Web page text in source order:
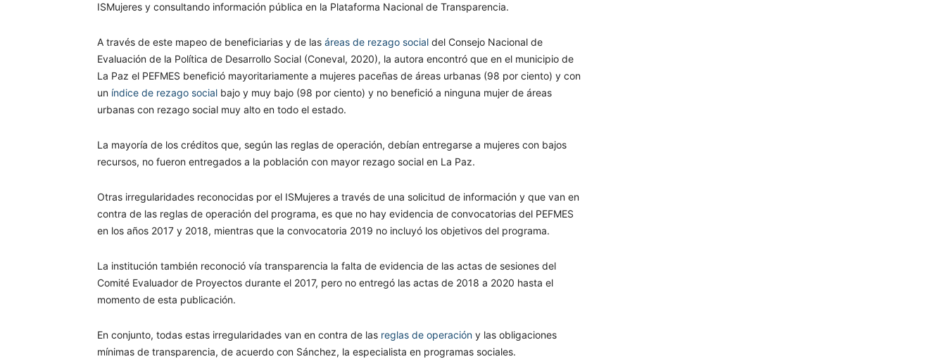
ISMujeres y consultando información pública en la Plataforma Nacional de Transparencia.
A través de este mapeo de beneficiarias y de las áreas de rezago social del Consejo Nacional de
Evaluación de la Política de Desarrollo Social (Coneval, 2020), la autora encontró que en el municipio de
La Paz el PEFMES benefició mayoritariamente a mujeres paceñas de áreas urbanas (98 por ciento) y con
un índice de rezago social bajo y muy bajo (98 por ciento) y no benefició a ninguna mujer de áreas
urbanas con rezago social muy alto en todo el estado.
La mayoría de los créditos que, según las reglas de operación, debían entregarse a mujeres con bajos
recursos, no fueron entregados a la población con mayor rezago social en La Paz.
Otras irregularidades reconocidas por el ISMujeres a través de una solicitud de información y que van en
contra de las reglas de operación del programa, es que no hay evidencia de convocatorias del PEFMES
en los años 2017 y 2018, mientras que la convocatoria 2019 no incluyó los objetivos del programa.
La institución también reconoció vía transparencia la falta de evidencia de las actas de sesiones del
Comité Evaluador de Proyectos durante el 2017, pero no entregó las actas de 2018 a 2020 hasta el
momento de esta publicación.
En conjunto, todas estas irregularidades van en contra de las reglas de operación y las obligaciones
mínimas de transparencia, de acuerdo con Sánchez, la especialista en programas sociales.